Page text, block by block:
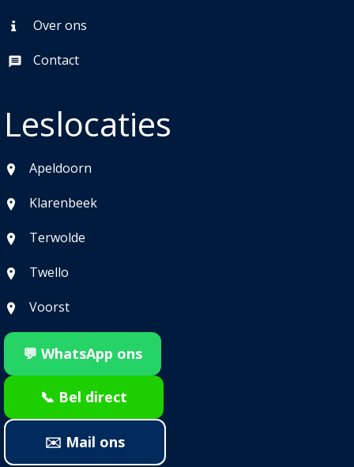
Over ons
Contact
Leslocaties
Apeldoorn
Klarenbeek
Terwolde
Twello
Voorst
💬 WhatsApp ons
📞 Bel direct
✉️ Mail ons